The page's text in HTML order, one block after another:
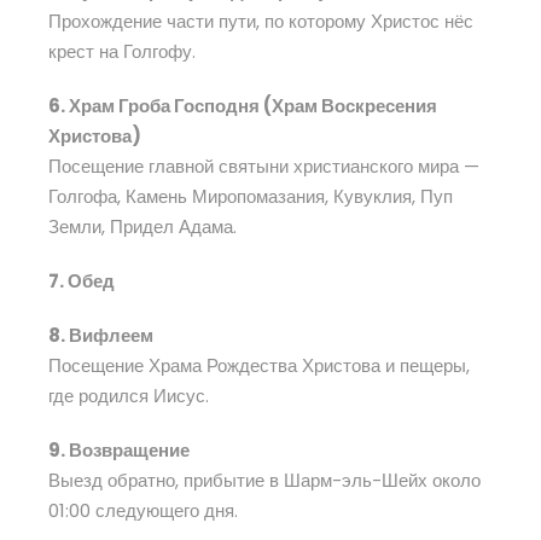
Прохождение части пути, по которому Христос нёс
крест на Голгофу.
6. Храм Гроба Господня (Храм Воскресения
Христова)
Посещение главной святыни христианского мира —
Голгофа, Камень Миропомазания, Кувуклия, Пуп
Земли, Придел Адама.
7. Обед
8. Вифлеем
Посещение Храма Рождества Христова и пещеры,
где родился Иисус.
9. Возвращение
Выезд обратно, прибытие в Шарм-эль-Шейх около
01:00 следующего дня.